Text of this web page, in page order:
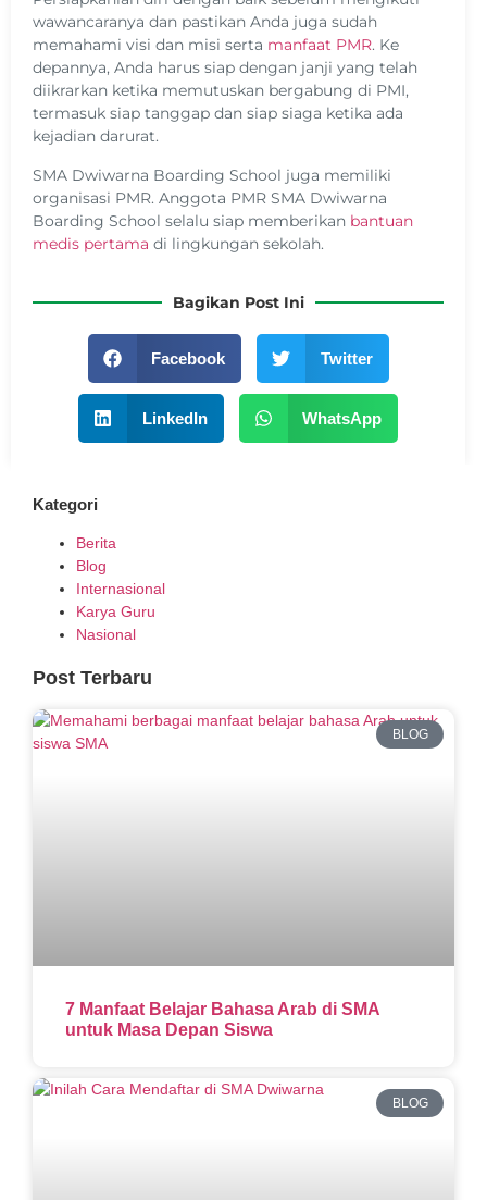
wawancaranya dan pastikan Anda juga sudah
memahami visi dan misi serta manfaat PMR. Ke
depannya, Anda harus siap dengan janji yang telah
diikrarkan ketika memutuskan bergabung di PMI,
termasuk siap tanggap dan siap siaga ketika ada
kejadian darurat.
SMA Dwiwarna Boarding School juga memiliki
organisasi PMR. Anggota PMR SMA Dwiwarna
Boarding School selalu siap memberikan bantuan
medis pertama di lingkungan sekolah.
Bagikan Post Ini
Facebook Twitter
LinkedIn WhatsApp
Kategori
Berita
Blog
Internasional
Karya Guru
Nasional
Post Terbaru
BLOG
7 Manfaat Belajar Bahasa Arab di SMA
untuk Masa Depan Siswa
BLOG